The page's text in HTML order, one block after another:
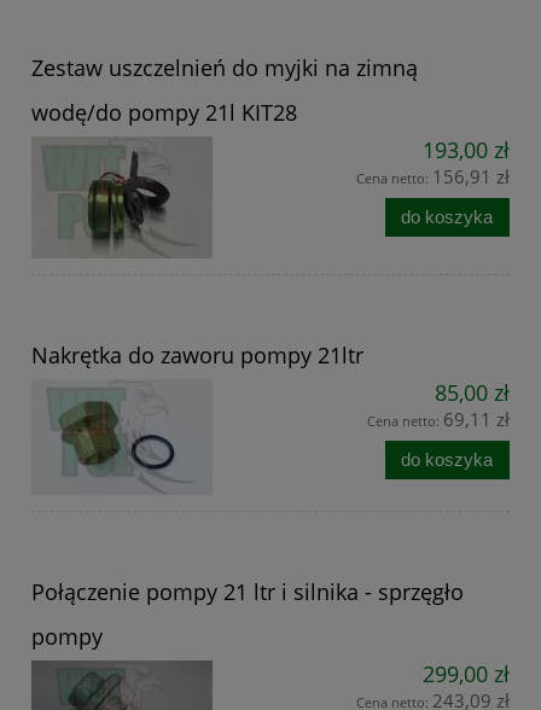
Zestaw uszczelnień do myjki na zimną
wodę/do pompy 21l KIT28
193,00 zł
Cena netto: 156,91 zł
do koszyka
Nakrętka do zaworu pompy 21ltr
85,00 zł
Cena netto: 69,11 zł
do koszyka
Połączenie pompy 21 ltr i silnika - sprzęgło
pompy
299,00 zł
Cena netto: 243,09 zł